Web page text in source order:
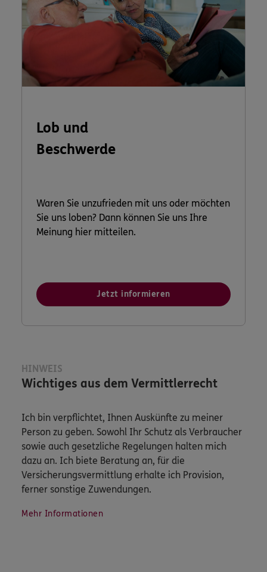
Lob und
Beschwerde
Waren Sie unzufrieden mit uns oder möchten
Sie uns loben? Dann können Sie uns Ihre
Meinung hier mitteilen.
Jetzt informieren
HINWEIS
Wichtiges aus dem Vermittlerrecht
Ich bin verpflichtet, Ihnen Auskünfte zu meiner
Person zu geben. Sowohl Ihr Schutz als Verbraucher
sowie auch gesetzliche Regelungen halten mich
dazu an. Ich biete Beratung an, für die
Versicherungsvermittlung erhalte ich Provision,
ferner sonstige Zuwendungen.
Mehr Informationen